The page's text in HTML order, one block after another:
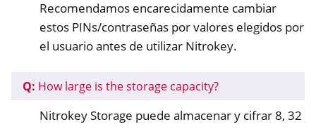
navigation of NitroWall
navigation of NitroWall NW750
navigation of Software
Recomendamos encarecidamente cambiar
estos PINs/contraseñas por valores elegidos por
el usuario antes de utilizar Nitrokey.
Q: How large is the storage capacity?
Nitrokey Storage puede almacenar y cifrar 8, 32